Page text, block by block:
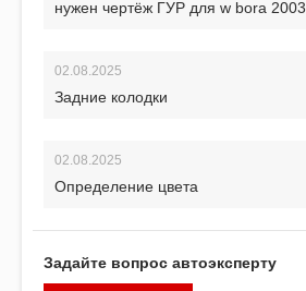
нужен чертёж ГУР для w bora 2003
02.08.2025
Задние колодки
02.08.2025
Определение цвета
Задайте вопрос автоэксперту